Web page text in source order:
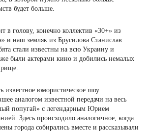
будет больше.
в голову, конечно коллектив «30+» из
и наш земляк из Брусилова Станислав
стали известны на всю Украину и
были актерами кино и добились немалых
известное юмористическое шоу
аналогом известной передачи на весь
попугай» с легендарным Юрием
Здесь происходило аналогичное, когда
города собирались вместе и рассказывали